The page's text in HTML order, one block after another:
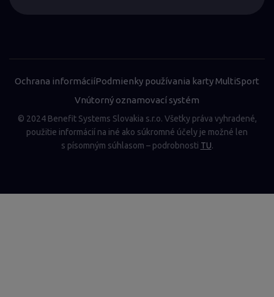
Ochrana informáciíPodmienky používania karty MultiSport
Vnútorný oznamovací systém
© 2024 Benefit Systems Slovakia s.r.o. Všetky práva vyhradené,
použitie informácií na iné ako súkromné účely je možné len
s písomným súhlasom – podrobnosti TU.